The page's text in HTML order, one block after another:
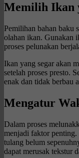
Memilih Ikan
Pemilihan bahan baku
olahan ikan. Gunakan
proses pelunakan
Ikan yang segar akan
setelah proses presto.
enak dan tidak berbau
Mengatur
Dalam proses
menjadi faktor
tulang belum
dapat merusak tekstur